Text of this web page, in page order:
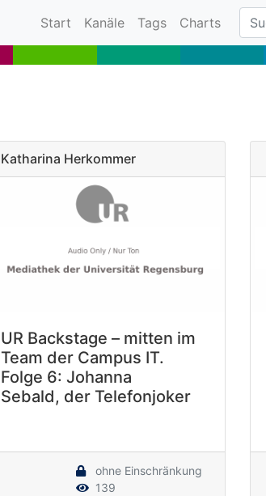
Start (current)
Kanäle Tags Charts
Katharina Herkommer
UR Backstage – mitten im
Team der Campus IT.
Folge 6: Johanna
Sebald, der Telefonjoker
ohne Einschränkung
139